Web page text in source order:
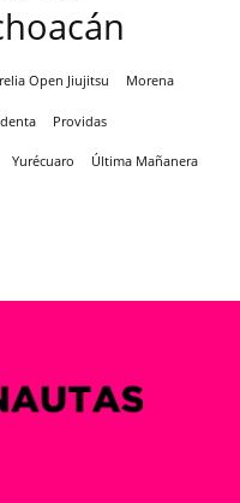
Open Jiujitsu Morena
Providas
Yurécuaro Última Mañanera